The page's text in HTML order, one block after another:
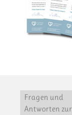
Fragen und
Antworten zur